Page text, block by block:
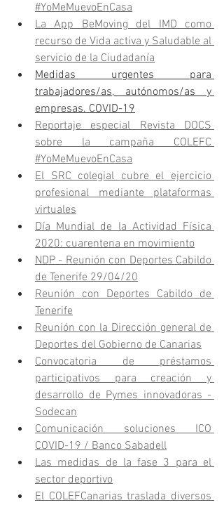
#YoMeMuevoEnCasa
La App BeMoving del IMD como
recurso de Vida activa y Saludable al
servicio de la Ciudadanía
Medidas urgentes para
trabajadores/as, autónomos/as y
empresas. COVID-19
Reportaje especial Revista DOCS
sobre la campaña COLEFC
#YoMeMuevoEnCasa
El SRC colegial cubre el ejercicio
profesional mediante plataformas
virtuales
Día Mundial de la Actividad Física
2020: cuarentena en movimiento
NDP - Reunión con Deportes Cabildo
de Tenerife 29/04/20
Reunión con Deportes Cabildo de
Tenerife
Reunión con la Dirección general de
Deportes del Gobierno de Canarias
Convocatoria de préstamos
participativos para creación y
desarrollo de Pymes innovadoras -
Sodecan
Comunicación soluciones ICO
COVID-19 / Banco Sabadell
Las medidas de la fase 3 para el
sector deportivo
El COLEFCanarias traslada diversos